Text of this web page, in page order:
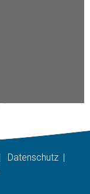
Datenschutz